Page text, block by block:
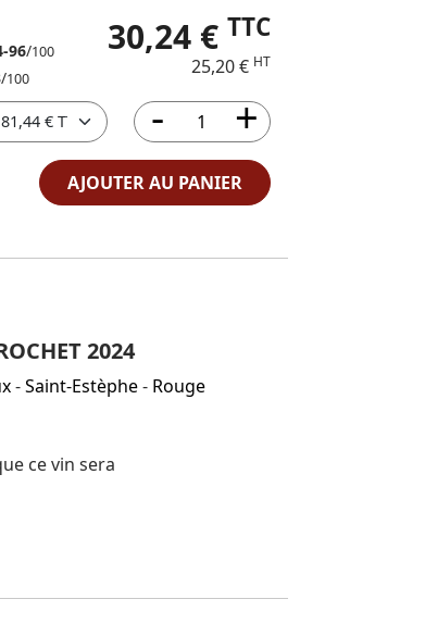
96/100
/100
30,24 € TTC
25,20 € HT
AJOUTER AU PANIER
2024
-Saint-Estèphe- Rouge
ce vin sera